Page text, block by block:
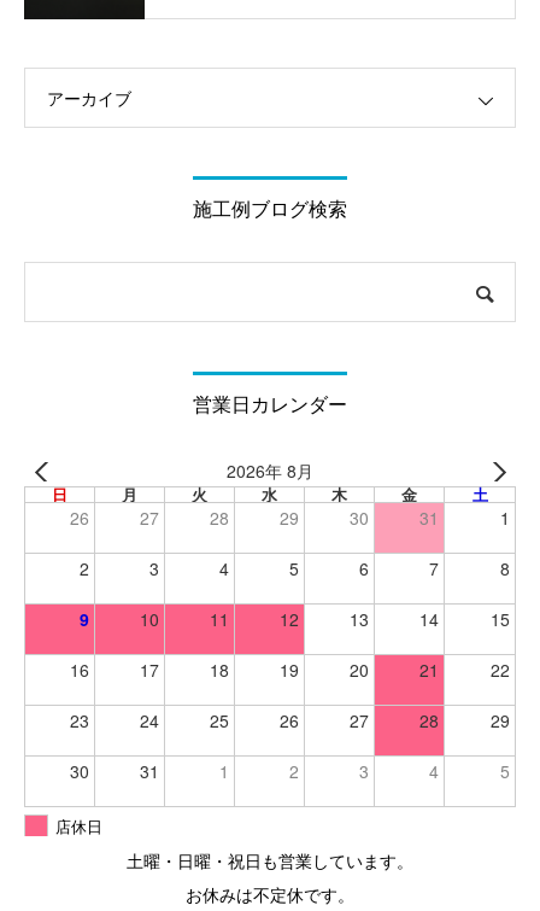
アーカイブ
施工例ブログ検索
営業日カレンダー
2026年 8月
日 月 火 水 木 金 土
26 27 28 29 30 31 1
2 3 4 5 6 7 8
9 10 11 12 13 14 15
16 17 18 19 20 21 22
23 24 25 26 27 28 29
30 31 1 2 3 4 5
店休日
土曜・日曜・祝日も営業しています。
お休みは不定休です。